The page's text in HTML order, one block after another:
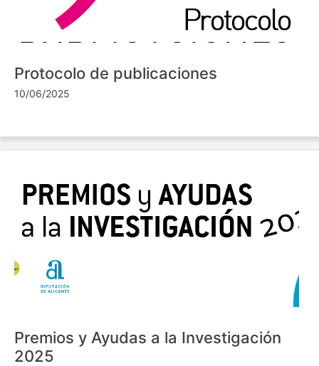
Protocolo de publicaciones
10/06/2025
Premios y Ayudas a la Investigación
2025